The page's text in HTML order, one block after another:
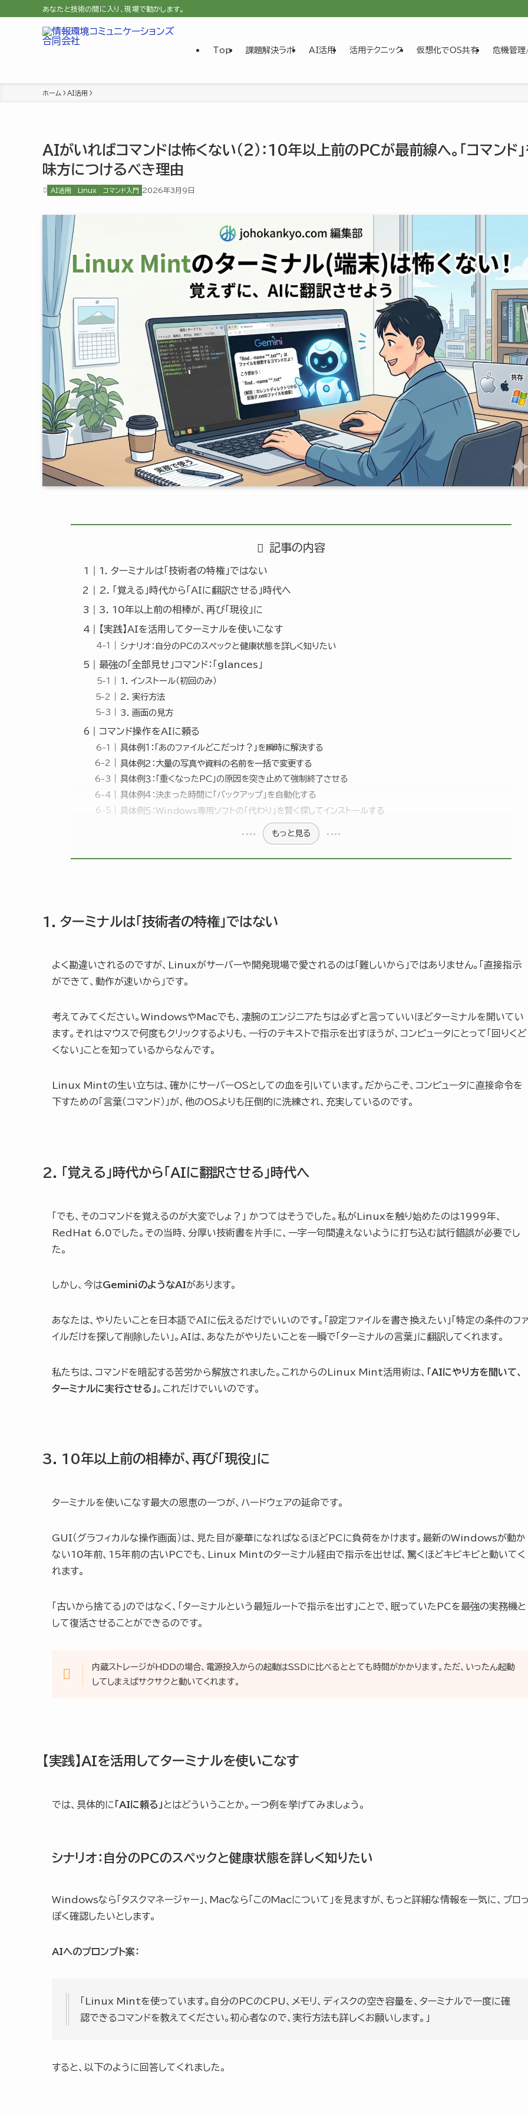
あなたと技術の間に入り、現場で動かします。
Top 課題解決ラボ AI活用 活用テクニック 仮想化でOS共有 危機管理
ホーム AI活用
AIがいればコマンドは怖くない（２）：10年以上前のPCが最前線へ。「コマンド
味方につけるべき理由
AI活用 Linux コマンド入門 2026年3月9日
記事の内容
1. ターミナルは「技術者の特権」ではない
2. 「覚える」時代から「AIに翻訳させる」時代へ
3. 10年以上前の相棒が、再び「現役」に
【実践】AIを活用してターミナルを使いこなす
シナリオ：自分のPCのスペックと健康状態を詳しく知りたい
最強の「全部見せ」コマンド：「glances」
1. インストール（初回のみ）
2. 実行方法
3. 画面の見方
コマンド操作をAIに頼る
具体例１：「あのファイルどこだっけ？」を瞬時に解決する
具体例２：大量の写真や資料の名前を一括で変更する
具体例３：「重くなったPC」の原因を突き止めて強制終了させる
具体例４：決まった時間に「バックアップ」を自動化する
具体例５：Windows専用ソフトの「代わり」を賢く探してインストールする
もっと見る
1. ターミナルは「技術者の特権」ではない
よく勘違いされるのですが、Linuxがサーバーや開発現場で愛されるのは「難しいから」ではありません。「直接指示
ができて、動作が速いから」です。
考えてみてください。WindowsやMacでも、凄腕のエンジニアたちは必ずと言っていいほどターミナルを開いてい
ます。それはマウスで何度もクリックするよりも、一行のテキストで指示を出すほうが、コンピュータにとって「回りくど
くない」ことを知っているからなんです。
Linux Mintの生い立ちは、確かにサーバーOSとしての血を引いています。だからこそ、コンピュータに直接命令を
下すための「言葉（コマンド）」が、他のOSよりも圧倒的に洗練され、充実しているのです。
2. 「覚える」時代から「AIに翻訳させる」時代へ
「でも、そのコマンドを覚えるのが大変でしょ？」 かつてはそうでした。私がLinuxを触り始めたのは1999年、
RedHat 6.0でした。その当時、分厚い技術書を片手に、一字一句間違えないように打ち込む試行錯誤が必要でし
た。
しかし、今はGeminiのようなAIがあります。
あなたは、やりたいことを日本語でAIに伝えるだけでいいのです。「設定ファイルを書き換えたい」「特定の条件のフ
イルだけを探して削除したい」。AIは、あなたがやりたいことを一瞬で「ターミナルの言葉」に翻訳してくれます。
私たちは、コマンドを暗記する苦労から解放されました。これからのLinux Mint活用術は、
「AIにやり方を聞いて、
ターミナルに実行させる」。これだけでいいのです。
3. 10年以上前の相棒が、再び「現役」に
ターミナルを使いこなす最大の恩恵の一つが、ハードウェアの延命です。
GUI（グラフィカルな操作画面）は、見た目が豪華になればなるほどPCに負荷をかけます。最新のWindowsが動か
ない10年前、15年前の古いPCでも、Linux Mintのターミナル経由で指示を出せば、驚くほどキビキビと動いてく
れます。
「古いから捨てる」のではなく、「ターミナルという最短ルートで指示を出す」ことで、眠っていたPCを最強の実務機と
して復活させることができるのです。
内蔵ストレージがHDDの場合、電源投入からの起動はSSDに比べるととても時間がかかります。ただ、いったん起動
してしまえばサクサクと動いてくれます。
【実践】AIを活用してターミナルを使いこなす
では、具体的に 「AIに頼る」 とはどういうことか。一つ例を挙げてみましょう。
シナリオ：自分のPCのスペックと健康状態を詳しく知りたい
Windowsなら「タスクマネージャー」、Macなら「このMacについて」を見ますが、もっと詳細な情報を一気に、プロ
ぽく確認したいとします。
AIへのプロンプト案：
「Linux Mintを使っています。自分のPCのCPU、メモリ、ディスクの空き容量を、ターミナルで一度に確
認できるコマンドを教えてください。初心者なので、実行方法も詳しくお願いします。」
すると、以下のように回答してくれました。